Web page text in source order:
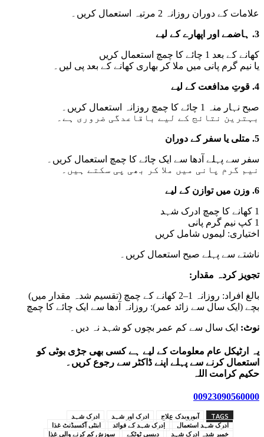
علامات کے دوران روزانہ 2 مرتبہ استعمال کریں۔
3. ہاضمے اور اپھارے کے لیے
کھانے کے بعد 1 چائے کا چمچ استعمال کریں
یا نیم گرم پانی میں ملا کر بھاری کھانے کے بعد پی لیں۔
4. قوتِ مدافعت کے لیے
صبح نہار منہ 1 چائے کا چمچ روزانہ استعمال کریں۔
بہترین نتائج کے لیے باقاعدگی ضروری ہے۔
5. متلی یا سفر کے دوران
سفر سے پہلے آدھا سے ایک چائے کا چمچ استعمال کریں۔
نیم گرم پانی میں ملا کر بھی پی سکتے ہیں۔
6. وزن میں توازن کے لیے
1 کھانے کا چمچ ادرک شہد
1 کپ نیم گرم پانی
اختیاری: لیموں شامل کریں
ناشتے سے پہلے صبح استعمال کریں۔
تجویز کردہ مقدار:
بالغ افراد: روزانہ 1–2 کھانے کے چمچ (تقسیم شدہ مقدار میں)
بچے (ایک سال سے زائد عمر): روزانہ آدھا سے ایک چائے کا چمچ
نوٹ: ایک سال سے کم عمر بچوں کو شہد نہ دیں۔
یہ ارٹیکل عام معلومات کے لیے ہے کسی بھی جڑی بوٹی کو
استعمال کرنے سے پہلے اپنے ڈاکٹر سے رجوع کریں۔
حکیم کرامت اللہ
00923090560000
TAGS آیورویدک علاج ادرک اور شہد
ادرک شہد
ادرک شہد استعمال
ادرک شہد کے فوائد
اینٹی آکسیڈنٹ غذا
خمیر شدہ ادرک شہد
دیسی ٹوٹکے
سوزش کم کرنے والی غذا